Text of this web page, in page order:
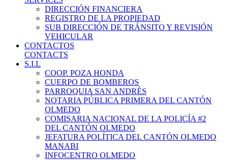
DIRECCIÓN FINANCIERA
REGISTRO DE LA PROPIEDAD
SUB DIRECCIÓN DE TRÁNSITO Y REVISIÓN
VEHICULAR
CONTACTOS
CONTACTS
S.I.L
COOP. POZA HONDA
CUERPO DE BOMBEROS
PARROQUIA SAN ANDRÉS
NOTARIA PÚBLICA PRIMERA DEL CANTÓN
OLMEDO
COMISARIA NACIONAL DE LA POLICÍA #2
DEL CANTÓN OLMEDO
JEFATURA POLÍTICA DEL CANTÓN OLMEDO
MANABI
INFOCENTRO OLMEDO